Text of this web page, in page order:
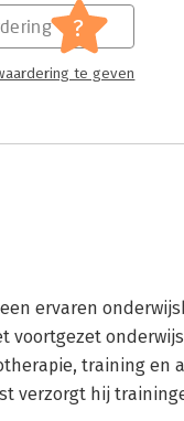
?
te geven
ervaren
voortgezet
training en
verzorgt hij